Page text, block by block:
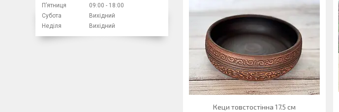
Кеци товстостінна 17.5 см
Пʼятниця
09:00
18:00
Субота
Вихідний
Неділя
Вихідний